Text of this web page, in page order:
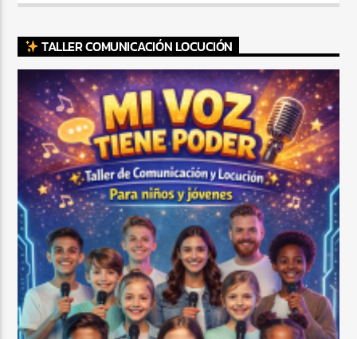
TALLER COMUNICACIÓN LOCUCIÓN